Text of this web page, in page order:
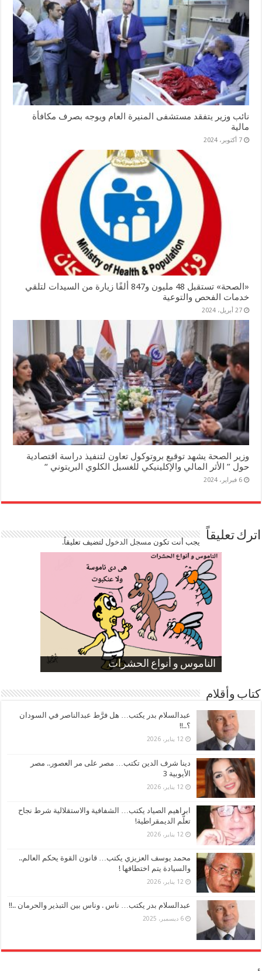
نائب وزير يتفقد مستشفى المنيرة العام ويوجه بصرف مكافأة
مالية
7 أكتوبر، 2024
«الصحة» تستقبل 48 مليون و847 ألفًا زيارة من السيدات لتلقي
خدمات الفحص والتوعية
27 أبريل، 2024
وزير الصحة يشهد توقيع بروتوكول تعاون لتنفيذ دراسة اقتصادية
حول ” الأثر المالي والإكلينيكي للغسيل الكلوي البريتوني “
6 فبراير، 2024
اترك تعليقاً يجب أنت تكون مسجل الدخوللتضيف تعليقاً.
الناموس و أنواع الحشرات
الموظفين بعد ارتفاع الأسعار
ارتفاع نسبة الطلاق في مصر
صورة كاركاتيرية
صورة كاركاتيرية
كتاب وأقلام
عبدالسلام بدر يكتب… هل فرَّط عبدالناصر في السودان
؟..!!
12 يناير، 2026
دينا شرف الدين تكتب… مصر على مر العصور.. مصر
الأيوبية 3
12 يناير، 2026
ابراهيم الصياد يكتب… الشفافية والاستقلالية شرط نجاح
تعلُّم الديمقراطية!
12 يناير، 2026
محمد يوسف العزيزي يكتب… قانون القوة يحكم العالم..
والسيادة يتم اختطافها !
12 يناير، 2026
عبدالسلام بدر يكتب… ناس . وناس بين التبذير والحرمان ..!!
6 ديسمبر، 2025